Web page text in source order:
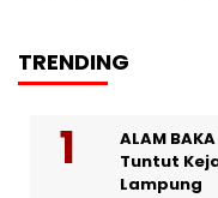
TRENDING
ALAM
Tuntut
Lampung